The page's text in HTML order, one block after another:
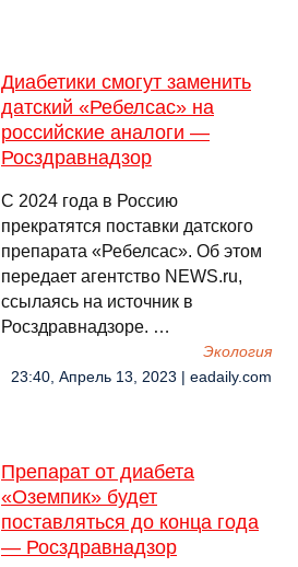
Диабетики смогут заменить
датский «Ребелсас» на
российские аналоги —
Росздравнадзор
С 2024 года в Россию
прекратятся поставки датского
препарата «Ребелсас». Об этом
передает агентство NEWS.ru,
ссылаясь на источник в
Росздравнадзоре. …
Экология
23:40, Апрель 13, 2023 | eadaily.com
Препарат от диабета
«Оземпик» будет
поставляться до конца года
— Росздравнадзор